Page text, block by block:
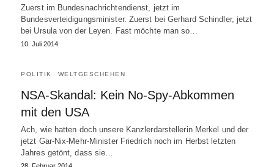
Zuerst im Bundesnachrichtendienst, jetzt im
Bundesverteidigungsminister. Zuerst bei Gerhard Schindler, jetzt
bei Ursula von der Leyen. Fast möchte man so…
10. Juli 2014
POLITIK WELTGESCHEHEN
NSA-Skandal: Kein No-Spy-Abkommen
mit den USA
Ach, wie hatten doch unsere Kanzlerdarstellerin Merkel und der
jetzt Gar-Nix-Mehr-Minister Friedrich noch im Herbst letzten
Jahres getönt, dass sie…